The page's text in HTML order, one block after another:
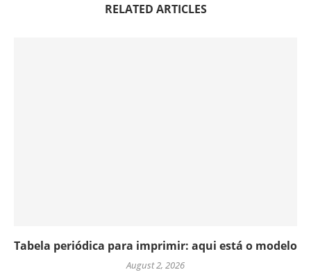
RELATED ARTICLES
Tabela periódica para imprimir: aqui está o modelo
August 2, 2026